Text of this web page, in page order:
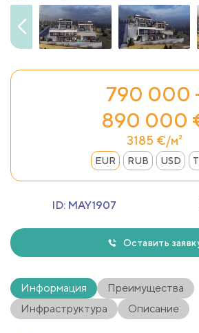
790 000
890 000
3185 €/м²
EUR RUB USD
ID: MAY1907
Оставить
Информация
Преимущества
Инфраструктура
Описание